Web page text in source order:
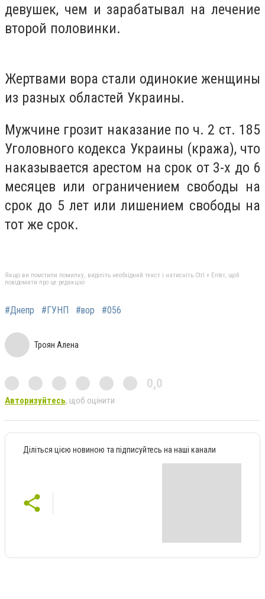
девушек, чем и зарабатывал на лечение
второй половинки.
Жертвами вора стали одинокие женщины
из разных областей Украины.
Мужчине грозит наказание по ч. 2 ст. 185
Уголовного кодекса Украины (кража), что
наказывается арестом на срок от 3-х до 6
месяцев или ограничением свободы на
срок до 5 лет или лишением свободы на
тот же срок.
Якщо ви помітили помилку, виділіть необхідний текст і натисніть Ctrl + Enter, щоб
повідомити про це редакцію
#Днепр #ГУНП #вор #056
Троян Алена
0,0
Авторизуйтесь, щоб оцінити
Діліться цією новиною та підписуйтесь на наші канали